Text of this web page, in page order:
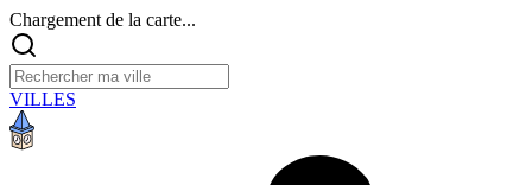
Chargement de la carte...
VILLES